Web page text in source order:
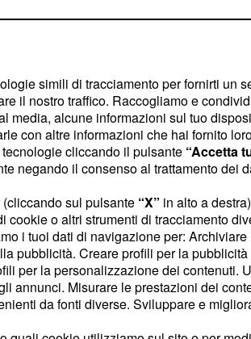
doppietta
al via dellaVuelta España
la vittoria finale. Assente
ha la grande occasione di
rossa che avrebbe già
quando fu protagonista di un
Kuss e Roglič, che
corsa fu dominata dalla
Kuss al comando della
simili di tracciamento per fornirti un
il nostro traffico. Raccogliamo e
media, alcune informazioni sul tuo
con altre informazioni che hai fornito
cliccando il pulsante “Accetta
negando il consenso al trattamento dei
sul pulsante “X” in alto a
cookie o altri strumenti di tracciamento
i tuoi dati di navigazione per:
pubblicità. Creare profili per la
per la personalizzazione dei contenuti.
annunci. Misurare le prestazioni dei
da fonti diverse. Sviluppare e